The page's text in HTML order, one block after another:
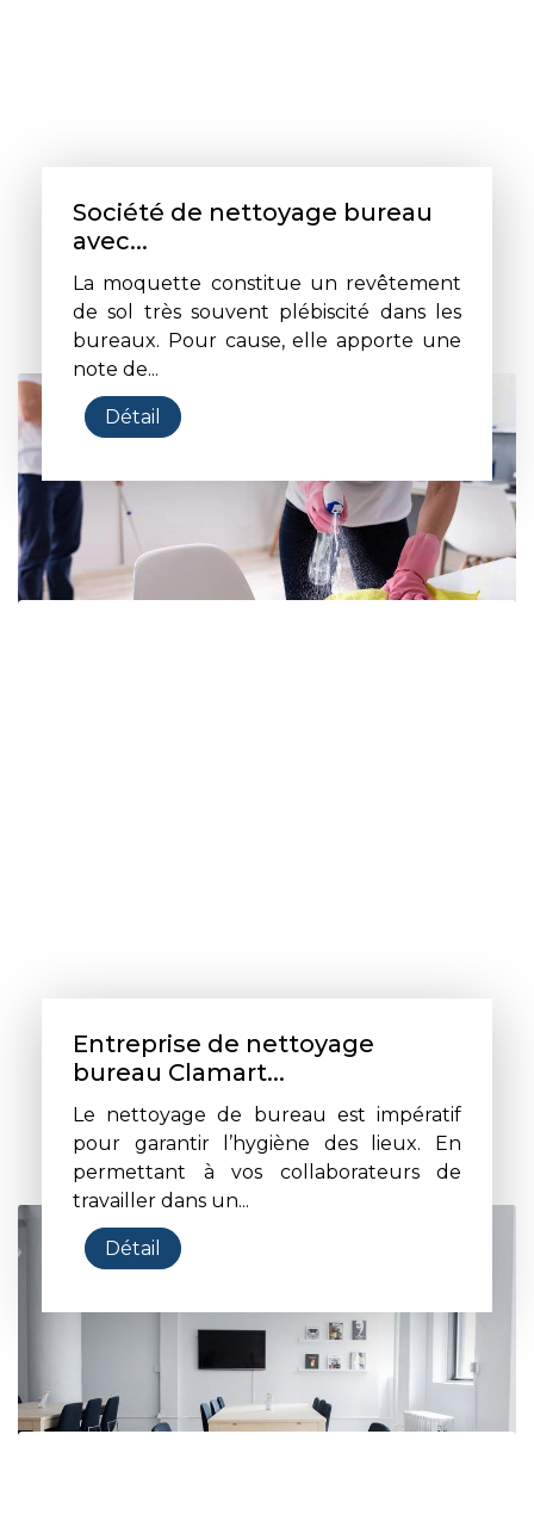
Société de nettoyage bureau
avec...
La moquette constitue un revêtement
de sol très souvent plébiscité dans les
bureaux. Pour cause, elle apporte une
note de...
Détail
Entreprise de nettoyage
bureau Clamart...
Le nettoyage de bureau est impératif
pour garantir l’hygiène des lieux. En
permettant à vos collaborateurs de
travailler dans un...
Détail